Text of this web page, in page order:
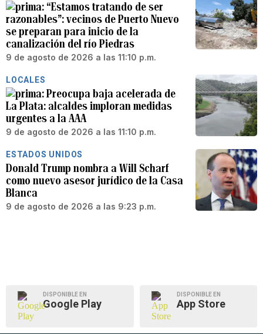
“Estamos tratando de ser
razonables”: vecinos de Puerto Nuevo
se preparan para inicio de la
canalización del río Piedras
9 de agosto de 2026 a las 11:10 p.m.
LOCALES
Preocupa baja acelerada de
La Plata: alcaldes imploran medidas
urgentes a la AAA
9 de agosto de 2026 a las 11:10 p.m.
ESTADOS UNIDOS
Donald Trump nombra a Will Scharf
como nuevo asesor jurídico de la Casa
Blanca
9 de agosto de 2026 a las 9:23 p.m.
DISPONIBLE EN
Google Play
DISPONIBLE EN
App Store